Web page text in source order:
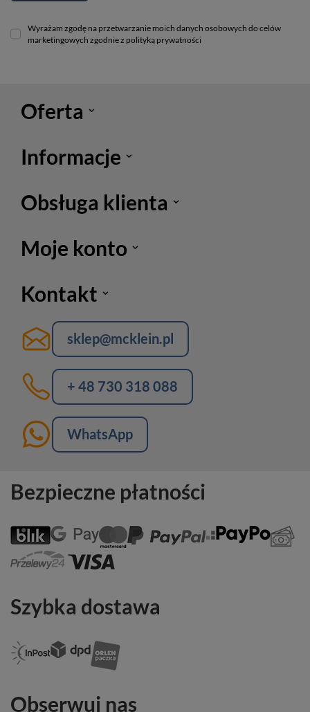
Wyrażam zgodę na przetwarzanie moich danych osobowych do celów
marketingowych zgodnie z polityką prywatności
Oferta
Informacje
Obsługa klienta
Moje konto
Kontakt
sklep@mcklein.pl
+ 48 730 318 088
WhatsApp
Bezpieczne płatności
Szybka dostawa
Obserwuj nas